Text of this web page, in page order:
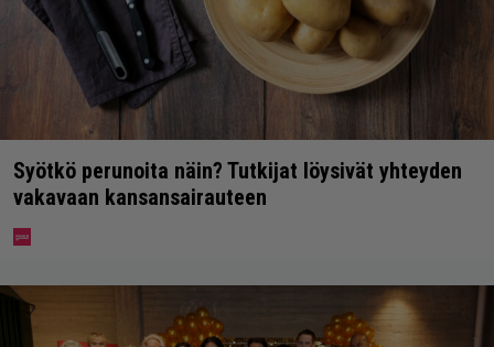
Syötkö perunoita näin? Tutkijat löysivät yhteyden
vakavaan kansansairauteen